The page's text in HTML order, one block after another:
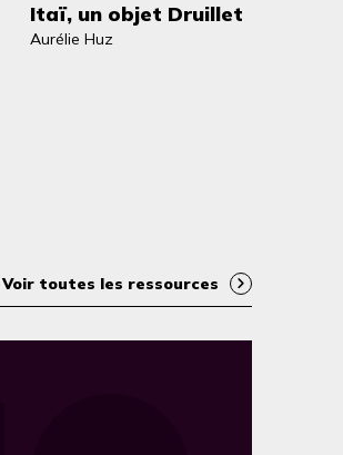
Itaï, un objet Druillet
Aurélie Huz
Voir toutes les ressources